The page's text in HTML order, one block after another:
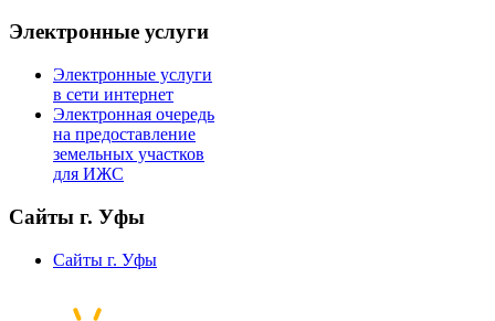
Электронные услуги
Электронные услуги
в сети интернет
Электронная очередь
на предоставление
земельных участков
для ИЖС
Сайты г. Уфы
Сайты г. Уфы